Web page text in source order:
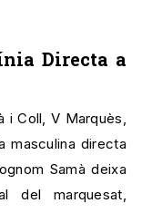
Directa a
i Coll, V Marquès,
masculina directa
Samà deixa
del marquesat,